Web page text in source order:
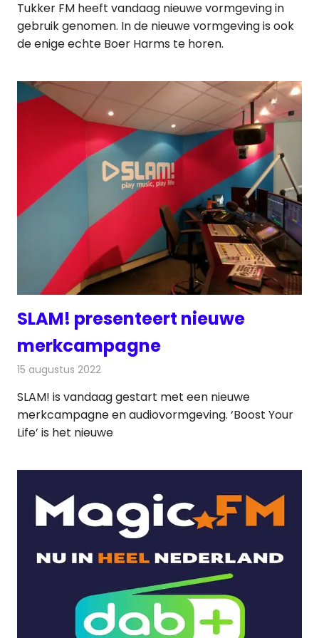
Tukker FM heeft vandaag nieuwe vormgeving in
gebruik genomen. In de nieuwe vormgeving is ook
de enige echte Boer Harms te horen.
SLAM! presenteert nieuwe
merkcampagne
15 augustus 2022
SLAM! is vandaag gestart met een nieuwe
merkcampagne en audiovormgeving. ‘Boost Your
Life’ is het nieuwe